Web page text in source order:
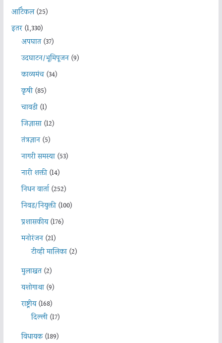
आर्टिकल(25)
इतर(1,330)
अपघात(37)
उदघाटन/भूमिपूजन(9)
काव्यमंच(34)
कृषी(85)
चावडी(1)
जिज्ञासा(12)
तंत्रज्ञान(5)
नागरी समस्या(53)
नारी शक्ती(14)
निधन वार्ता(252)
निवड/नियुक्ती(100)
प्रशासकीय(176)
मनोरंजन(21)
टीव्ही मालिका(2)
मुलाखत(2)
यशोगाथा(9)
राष्ट्रीय(168)
दिल्ली(17)
विधायक(189)